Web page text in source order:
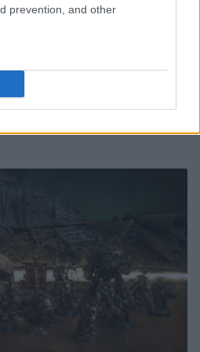
prevention, and other